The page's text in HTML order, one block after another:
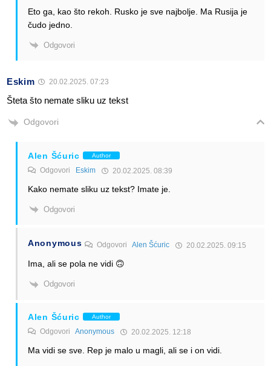
Eto ga, kao što rekoh. Rusko je sve najbolje. Ma Rusija je
čudo jedno.
Odgovori
Eskim 20.02.2025. 07:23
Šteta što nemate sliku uz tekst
Odgovori
Alen Šćuric Author
Odgovori Eskim 20.02.2025. 08:39
Kako nemate sliku uz tekst? Imate je.
Odgovori
Anonymous OdgovoriAlen Šćuric 20.02.2025. 09:15
Ima, ali se pola ne vidi 🙃
Odgovori
Alen Šćuric Author
Odgovori Anonymous 20.02.2025. 12:18
Ma vidi se sve. Rep je malo u magli, ali se i on vidi.